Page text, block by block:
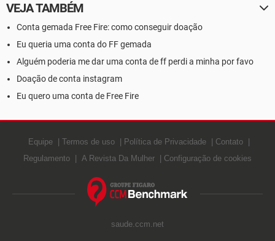
VEJA TAMBÉM
Conta gemada Free Fire: como conseguir doação
Eu queria uma conta do FF gemada
Alguém poderia me dar uma conta de ff perdi a minha por favo
Doação de conta instagram
Eu quero uma conta de Free Fire
Equipe Termos de uso Política de Privacidade
Contato
Regulamento
A Revista Da Mulher Configuração de cookies
saude.ccm.net